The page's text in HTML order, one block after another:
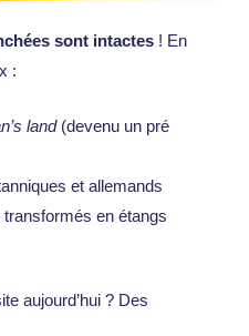
sont intactes ! En
:
land(devenu un pré
et allemands
transformés en étangs
aujourd’hui ? Des